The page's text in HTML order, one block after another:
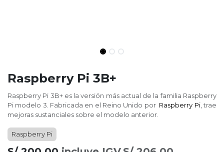
Raspberry Pi 3B+
Raspberry Pi 3B+ es la versión más actual de la familia Raspberry
Pi modelo 3. Fabricada en el Reino Unido por Raspberry Pi, trae
mejoras sustanciales sobre el modelo anterior.
Raspberry Pi